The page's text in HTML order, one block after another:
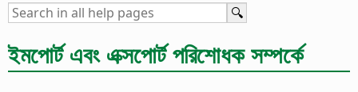
ইমপোর্ট এবং এক্সপোর্ট পরিশোধক সম্পর্কে